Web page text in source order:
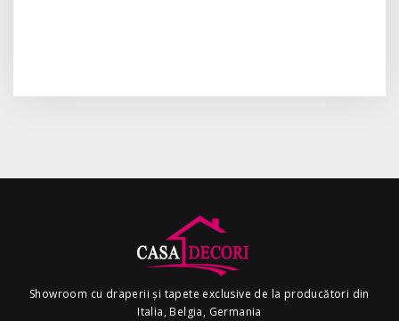
Showroom cu draperii și tapete exclusive de la producători din
Italia, Belgia, Germania